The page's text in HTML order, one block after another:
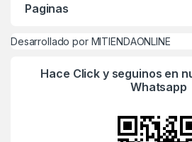
Paginas
Desarrollado por MITIENDAONLINE
Hace Click y seguinos en
Whatsapp